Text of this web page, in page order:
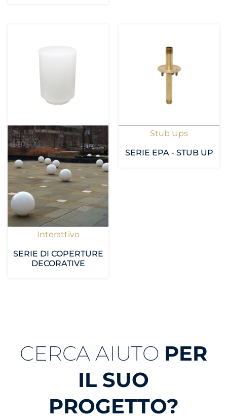
Interattivo
SERIE DI COPERTURE
DECORATIVE
Stub Ups
SERIE EPA - STUB UP
CERCA AIUTO PER
IL SUO
PROGETTO?